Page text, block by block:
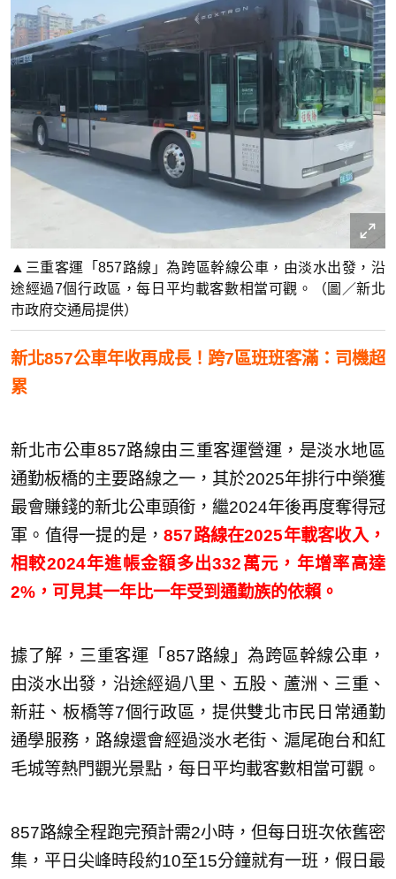
▲三重客運「857路線」為跨區幹線公車，由淡水出發，沿
途經過7個行政區，每日平均載客數相當可觀。（圖／新北
市政府交通局提供）
新北857公車年收再成長！ 跨7區班班客滿：司機超
累
新北市公車857路線由三重客運營運，是淡水地區
通勤板橋的主要路線之一，其於2025年排行中榮獲
最會賺錢的新北公車頭銜，繼2024年後再度奪得冠
軍。值得一提的是，857路線在2025年載客收入，
相較2024年進帳金額多出332萬元，年增率高達
2%，可見其一年比一年受到通勤族的依賴。
據了解，三重客運「857路線」為跨區幹線公車，
由淡水出發，沿途經過八里、五股、蘆洲、三重、
新莊、板橋等7個行政區，提供雙北市民日常通勤
通學服務，路線還會經過淡水老街、滬尾砲台和紅
毛城等熱門觀光景點，每日平均載客數相當可觀。
857路線全程跑完預計需2小時，但每日班次依舊密
集，平日尖峰時段約10至15分鐘就有一班，假日最